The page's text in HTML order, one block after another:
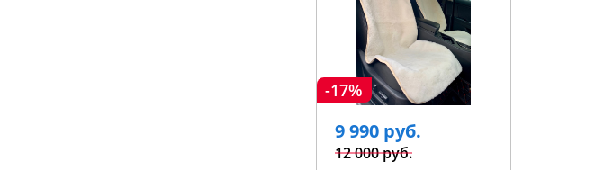
-17%
9 990 руб.
12 000 руб.